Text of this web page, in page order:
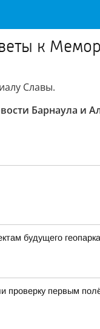
к
Славы.
Барнаула и
будущего
проверку первым